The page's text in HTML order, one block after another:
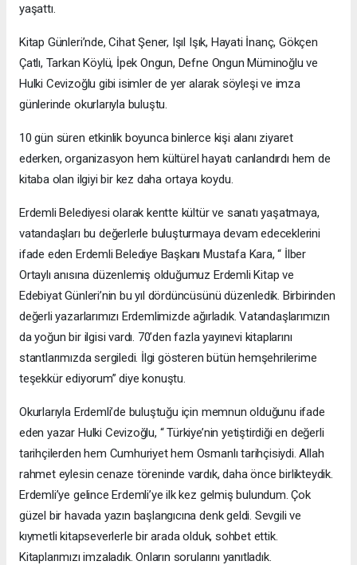
yaşattı.
Kitap Günleri’nde, Cihat Şener, Işıl Işık, Hayati İnanç, Gökçen
Çatlı, Tarkan Köylü, İpek Ongun, Defne Ongun Müminoğlu ve
Hulki Cevizoğlu gibi isimler de yer alarak söyleşi ve imza
günlerinde okurlarıyla buluştu.
10 gün süren etkinlik boyunca binlerce kişi alanı ziyaret
ederken, organizasyon hem kültürel hayatı canlandırdı hem de
kitaba olan ilgiyi bir kez daha ortaya koydu.
Erdemli Belediyesi olarak kentte kültür ve sanatı yaşatmaya,
vatandaşları bu değerlerle buluşturmaya devam edeceklerini
ifade eden Erdemli Belediye Başkanı Mustafa Kara, “ İlber
Ortaylı anısına düzenlemiş olduğumuz Erdemli Kitap ve
Edebiyat Günleri’nin bu yıl dördüncüsünü düzenledik. Birbirinden
değerli yazarlarımızı Erdemlimizde ağırladık. Vatandaşlarımızın
da yoğun bir ilgisi vardı. 70’den fazla yayınevi kitaplarını
stantlarımızda sergiledi. İlgi gösteren bütün hemşehrilerime
teşekkür ediyorum” diye konuştu.
Okurlarıyla Erdemli’de buluştuğu için memnun olduğunu ifade
eden yazar Hulki Cevizoğlu, “ Türkiye’nin yetiştirdiği en değerli
tarihçilerden hem Cumhuriyet hem Osmanlı tarihçisiydi. Allah
rahmet eylesin cenaze töreninde vardık, daha önce birlikteydik.
Erdemli’ye gelince Erdemli’ye ilk kez gelmiş bulundum. Çok
güzel bir havada yazın başlangıcına denk geldi. Sevgili ve
kıymetli kitapseverlerle bir arada olduk, sohbet ettik.
Kitaplarımızı imzaladık. Onların sorularını yanıtladık.